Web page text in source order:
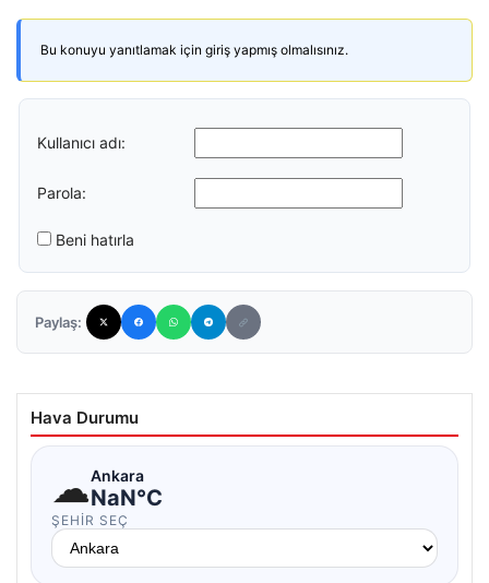
Bu konuyu yanıtlamak için giriş yapmış olmalısınız.
Kullanıcı adı:
Parola:
Beni hatırla
Paylaş:
Hava Durumu
☁Ankara
NaN°C
ŞEHIR SEÇ